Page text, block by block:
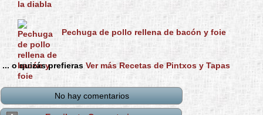
Pechuga de pollo rellena de bacón y foie
... o quizás prefieras Ver más Recetas de Pintxos y Tapas
No hay comentarios